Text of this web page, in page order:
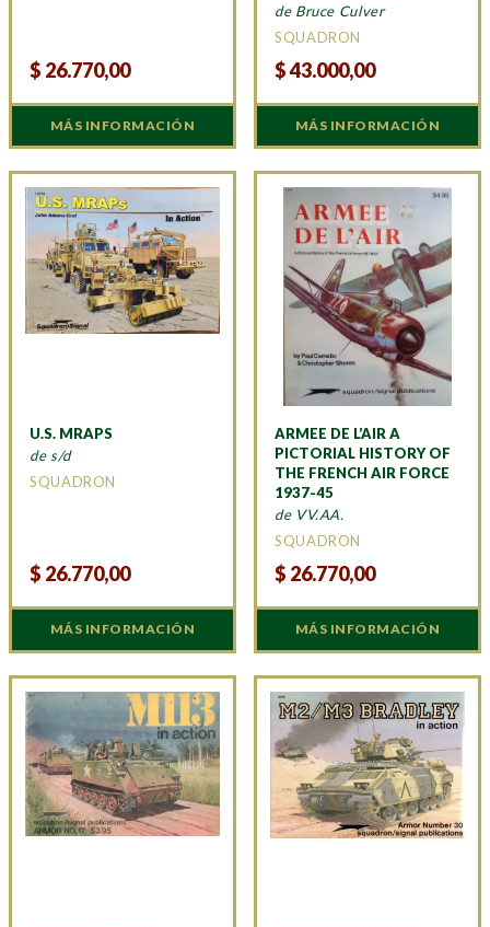
$ 26.770,00
MÁS INFORMACIÓN
de Bruce Culver
SQUADRON
$43.000,00
MÁS INFORMACIÓN
U.S. MRAPS
de s/d
SQUADRON
$ 26.770,00
MÁS INFORMACIÓN
ARMEE DE L’AIR A
PICTORIAL HISTORY OF
THE FRENCH AIR FORCE
1937-45
de VV.AA.
SQUADRON
$ 26.770,00
MÁS INFORMACIÓN